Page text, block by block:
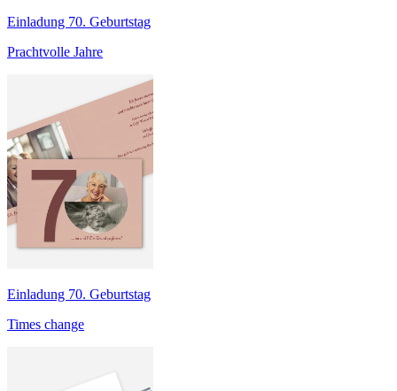
Einladung 70. Geburtstag
Prachtvolle Jahre
Einladung 70. Geburtstag
Times change